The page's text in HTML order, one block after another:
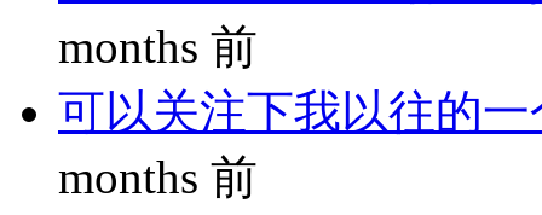
months 前
可以关注下我以往的
months 前